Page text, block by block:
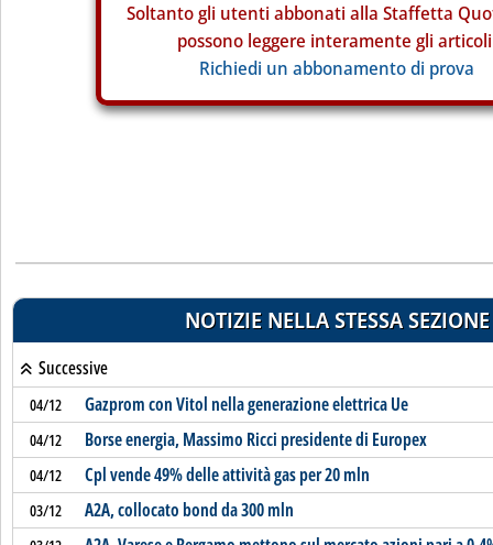
Soltanto gli utenti abbonati alla Staffetta
possono leggere interamente gli
Richiedi un abbonamento di prova
NOTIZIE NELLA STESSA SEZIONE
Successive
04/12 Gazprom con Vitol nella generazione elettrica Ue
04/12 Borse energia, Massimo Ricci presidente di Europex
04/12 Cpl vende 49% delle attività gas per 20 mln
03/12 A2A, collocato bond da 300 mln